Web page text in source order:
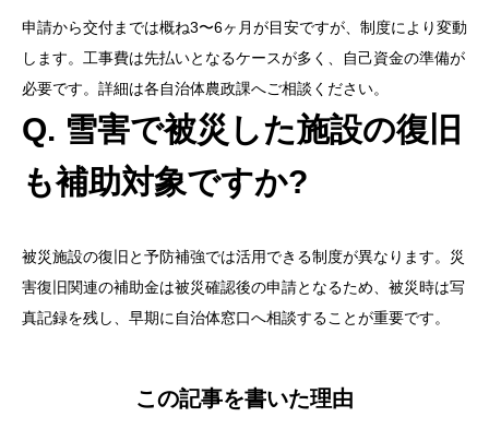
申請から交付までは概ね3〜6ヶ月が目安ですが、制度により変動
します。工事費は先払いとなるケースが多く、自己資金の準備が
必要です。詳細は各自治体農政課へご相談ください。
Q. 雪害で被災した施設の復旧
も補助対象ですか?
被災施設の復旧と予防補強では活用できる制度が異なります。災
害復旧関連の補助金は被災確認後の申請となるため、被災時は写
真記録を残し、早期に自治体窓口へ相談することが重要です。
この記事を書いた理由